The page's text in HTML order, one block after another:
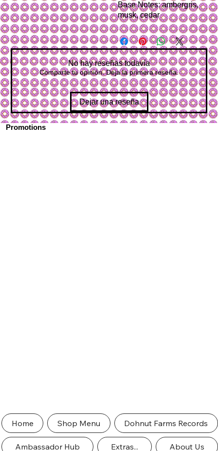
Base Notes: ambergris,
musk, cedar
No hay reseñas todavía
Comparte tu opinión. Deja la primera reseña.
Dejar una reseña
Promotions
Home Shop Menu Dohnut Farms Records
Ambassador Hub Extras... About Us